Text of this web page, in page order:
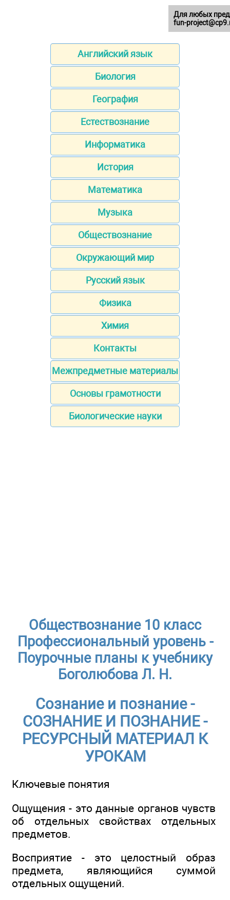
Английский язык
Биология
География
Естествознание
Информатика
История
Математика
Музыка
Обществознание
Окружающий мир
Русский язык
Физика
Химия
Контакты
Межпредметные материалы
Основы грамотности
Биологические науки
Обществознание 10 класс
Профессиональный уровень -
Поурочные планы к учебнику
Боголюбова Л. Н.
Сознание и познание -
СОЗНАНИЕ И ПОЗНАНИЕ -
РЕСУРСНЫЙ МАТЕРИАЛ К
УРОКАМ
Ключевые понятия
Ощущения - это данные органов чувств
об отдельных свойствах отдельных
предметов.
Восприятие - это целостный образ
предмета, являющийся суммой
отдельных ощущений.
Для любых
fun-